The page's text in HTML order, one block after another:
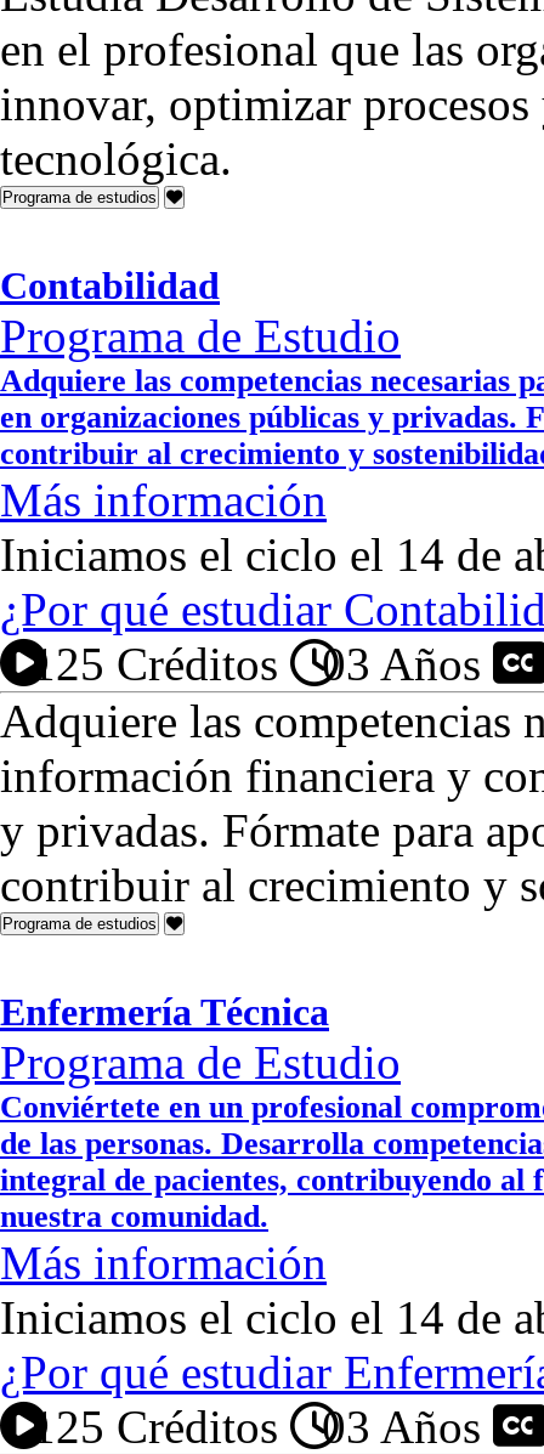
en el profesional que las
innovar, optimizar
tecnológica.
Programa de estudios
Contabilidad
Programa de Estudio
Adquiere las competencias necesarias
en organizaciones públicas y privadas.
contribuir al crecimiento y
Más información
Iniciamos el ciclo el 14 de
¿Por qué estudiar
125 Créditos
03 Años
Adquiere las competencias
información financiera y
y privadas. Fórmate para
contribuir al crecimiento y
Programa de estudios
Enfermería Técnica
Programa de Estudio
Conviértete en un profesional
de las personas. Desarrolla
integral de pacientes, contribuyendo al
nuestra comunidad.
Más información
Iniciamos el ciclo el 14 de
¿Por qué estudiar
125 Créditos
03 Años